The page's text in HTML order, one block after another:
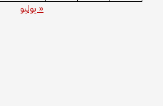
« يوليو